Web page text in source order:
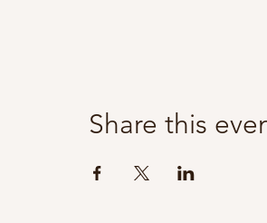
Share this